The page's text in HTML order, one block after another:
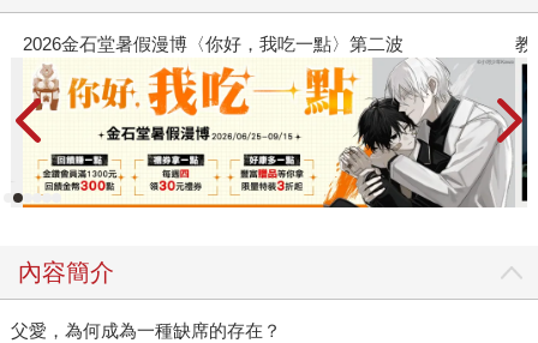
教場電影版
內容簡介
父愛，為何成為一種缺席的存在？